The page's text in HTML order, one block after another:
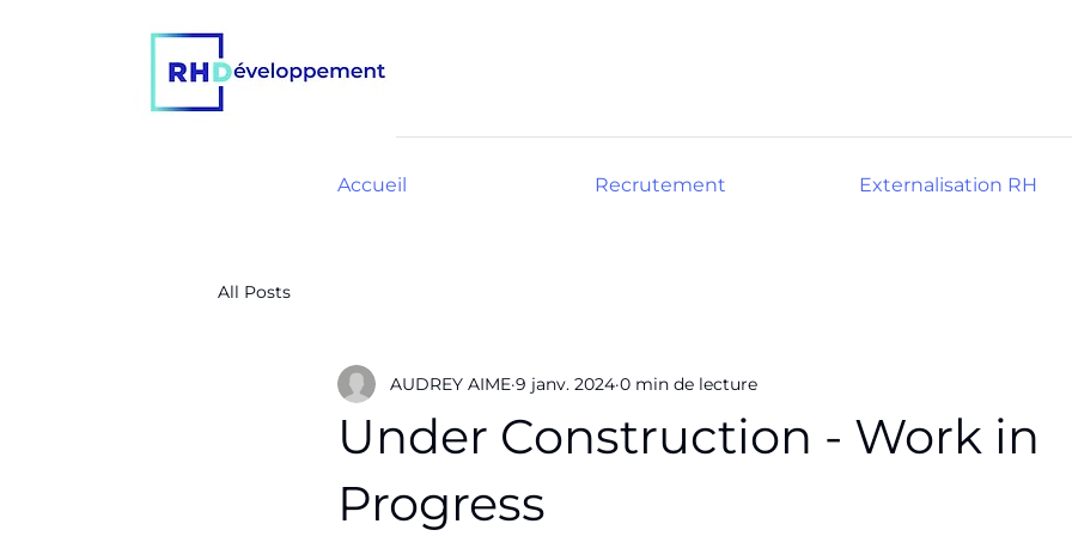
Accueil Recrutement Externalisation RH
All Posts
Under Construction - Work in
Progress
AUDREY AIME 9 janv. 2024 0 min de lecture